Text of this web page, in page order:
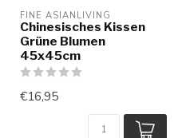
FINE ASIANLIVING
Chinesisches Kissen
Grüne Blumen
45x45cm
€16,95